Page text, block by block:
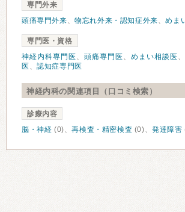
専門外来
頭痛専門外来、物忘れ外来・認知症外来、めま
専門医・資格
神経内科専門医 、 頭痛専門医 、 めまい相談医 、
医 、認知症専門医
神経内科の関連項目（口コミ検索）
診療内容
脳・神経 (0)、再検査・精密検査 (0)、発達障害